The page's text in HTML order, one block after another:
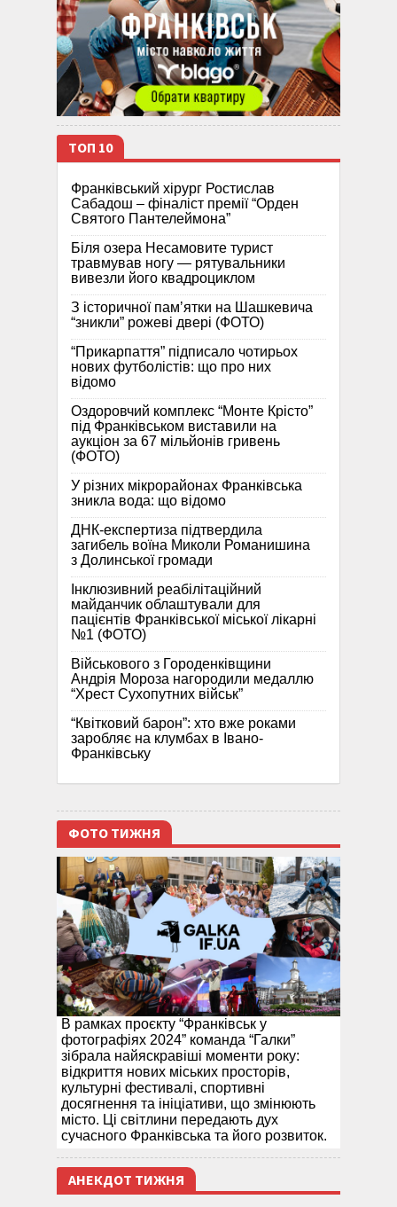
ТОП 10
Франківський хірург Ростислав
Сабадош – фіналіст премії “Орден
Святого Пантелеймона”
Біля озера Несамовите турист
травмував ногу — рятувальники
вивезли його квадроциклом
З історичної памʼятки на Шашкевича
“зникли” рожеві двері (ФОТО)
“Прикарпаття” підписало чотирьох
нових футболістів: що про них
відомо
Оздоровчий комплекс “Монте Крісто”
під Франківськом виставили на
аукціон за 67 мільйонів гривень
(ФОТО)
У різних мікрорайонах Франківська
зникла вода: що відомо
ДНК-експертиза підтвердила
загибель воїна Миколи Романишина
з Долинської громади
Інклюзивний реабілітаційний
майданчик облаштували для
пацієнтів Франківської міської лікарні
№1 (ФОТО)
Військового з Городенківщини
Андрія Мороза нагородили медаллю
“Хрест Сухопутних військ”
“Квітковий барон”: хто вже роками
заробляє на клумбах в Івано-
Франківську
ФОТО ТИЖНЯ
В рамках проєкту “Франківськ у
фотографіях 2024” команда “Галки”
зібрала найяскравіші моменти року:
відкриття нових міських просторів,
культурні фестивалі, спортивні
досягнення та ініціативи, що змінюють
місто. Ці світлини передають дух
сучасного Франківська та його розвиток.
АНЕКДОТ ТИЖНЯ